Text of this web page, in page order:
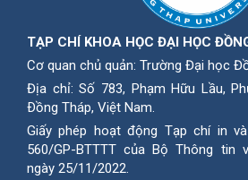
TẠP CHÍ KHOA HỌC ĐẠI HỌC
Cơ quan chủ quản: Trường Đại học
Địa chỉ: Số 783, Phạm Hữu Lầu,
Ðồng Tháp, Việt Nam.
Giấy phép hoạt động Tạp chí in
560/GP-BTTTT của Bộ Thông tin
ngày 25/11/2022.